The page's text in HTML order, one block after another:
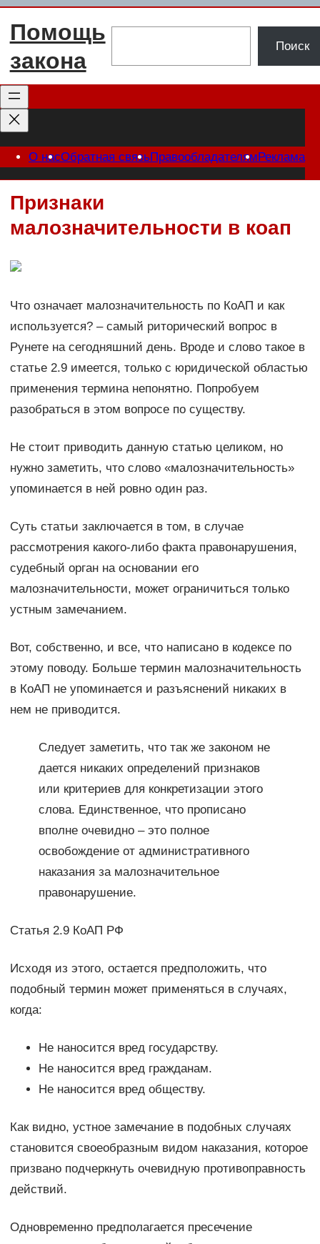
Перейти
Помощь
закона
Поиск
О насОбратная связьПравообладателямРеклама
Признаки
малозначительности в коап
Что означает малозначительность по КоАП и как
используется? – самый риторический вопрос в
Рунете на сегодняшний день. Вроде и слово такое в
статье 2.9 имеется, только с юридической областью
применения термина непонятно. Попробуем
разобраться в этом вопросе по существу.
Не стоит приводить данную статью целиком, но
нужно заметить, что слово «малозначительность»
упоминается в ней ровно один раз.
Суть статьи заключается в том, в случае
рассмотрения какого-либо факта правонарушения,
судебный орган на основании его
малозначительности, может ограничиться только
устным замечанием.
Вот, собственно, и все, что написано в кодексе по
этому поводу. Больше термин малозначительность
в КоАП не упоминается и разъяснений никаких в
нем не приводится.
Следует заметить, что так же законом не
дается никаких определений признаков
или критериев для конкретизации этого
слова. Единственное, что прописано
вполне очевидно – это полное
освобождение от административного
наказания за малозначительное
правонарушение.
Статья 2.9 КоАП РФ
Исходя из этого, остается предположить, что
подобный термин может применяться в случаях,
когда:
Не наносится вред государству.
Не наносится вред гражданам.
Не наносится вред обществу.
Как видно, устное замечание в подобных случаях
становится своеобразным видом наказания, которое
призвано подчеркнуть очевидную противоправность
действий.
Одновременно предполагается пресечение